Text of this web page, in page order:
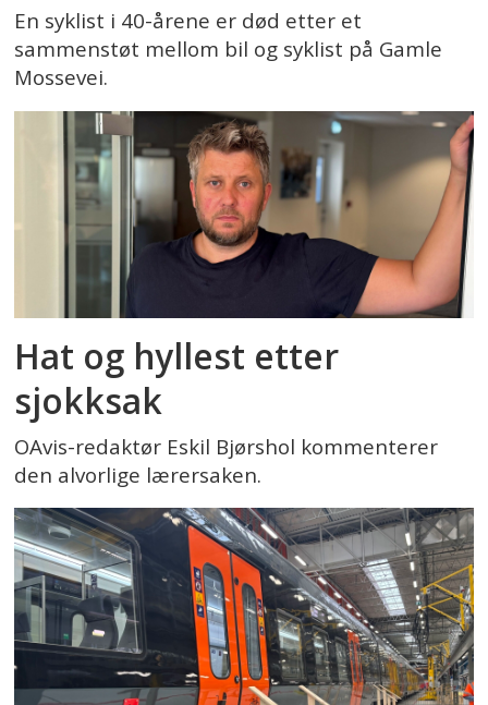
En syklist i 40-årene er død etter et
sammenstøt mellom bil og syklist på Gamle
Mossevei.
Hat og hyllest etter
sjokksak
OAvis-redaktør Eskil Bjørshol kommenterer
den alvorlige lærersaken.